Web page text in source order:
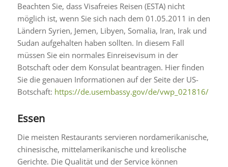
Beachten Sie, dass Visafreies Reisen (ESTA) nicht
möglich ist, wenn Sie sich nach dem 01.05.2011 in den
Ländern Syrien, Jemen, Libyen, Somalia, Iran, Irak und
Sudan aufgehalten haben sollten. In diesem Fall
müssen Sie ein normales Einreisevisum in der
Botschaft oder dem Konsulat beantragen. Hier finden
Sie die genauen Informationen auf der Seite der US-
Botschaft: https://de.usembassy.gov/de/vwp_021816/
Essen
Die meisten Restaurants servieren nordamerikanische,
chinesische, mittelamerikanische und kreolische
Gerichte. Die Qualität und der Service können